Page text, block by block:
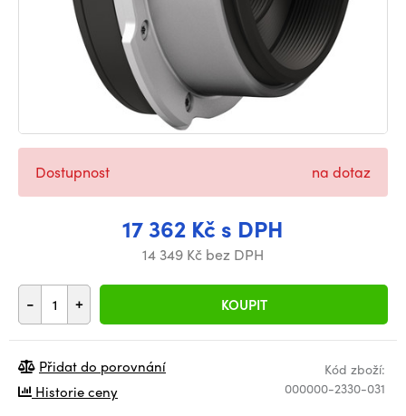
17 362 Kč s DPH
14 349 Kč bez DPH
- + KOUPIT
Dostupnost na dotaz
Kód zboží:
000000-2330-031
Přidat do porovnání
Historie ceny